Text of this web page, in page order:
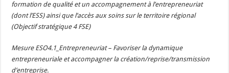
formation de qualité et un accompagnement à l’entrepreneuriat
(dont l’ESS) ainsi que l’accès aux soins sur le territoire régional
(Objectif stratégique 4 FSE)
Mesure ESO4.1_Entrepreneuriat – Favoriser la dynamique
entrepreneuriale et accompagner la création/reprise/transmission
d’entreprise.